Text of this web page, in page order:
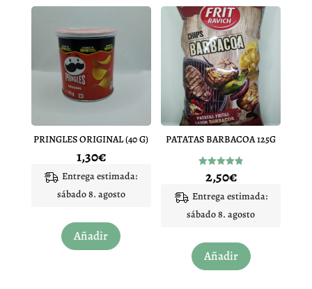
PRINGLES ORIGINAL (40 G)
1,30€
Entrega estimada:
sábado 8. agosto
Añadir
PATATAS BARBACOA 125G
Valorado
con
de 5
2,50€
Entrega estimada:
sábado 8. agosto
Añadir